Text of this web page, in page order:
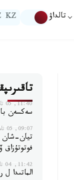
تالداۋ KZ
11:40, 05 تامىز 2026
سەكسەن
09:07, 05 تامىز 2026
تيان-شان
11:42, 04 تامىز 2026
الماتىدا